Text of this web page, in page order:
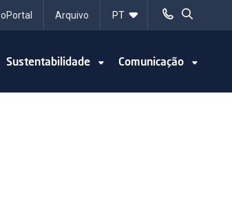
Arquivo
Sustentabilidade Comunicação